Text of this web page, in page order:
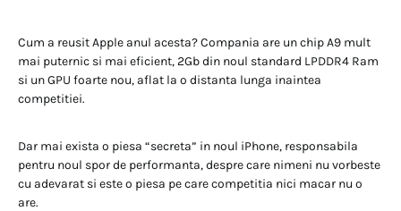
Cum a reusit Apple anul acesta? Compania are un chip A9 mult
mai puternic si mai eficient, 2Gb din noul standard LPDDR4 Ram
si un GPU foarte nou, aflat la o distanta lunga inaintea
competitiei.
Dar mai exista o piesa “secreta” in noul iPhone, responsabila
pentru noul spor de performanta, despre care nimeni nu vorbeste
cu adevarat si este o piesa pe care competitia nici macar nu o
are.